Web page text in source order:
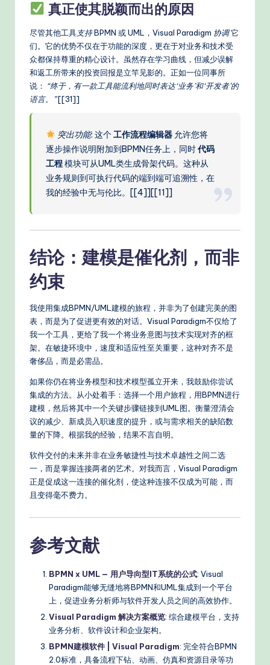
真正使其脱颖而出的原因
尽管其他工具支持BPMN 或 UML，Visual Paradigm 协调它
们。它的优势不仅在于功能的深度，更在于对业务和技术受
众都保持尊重的精心设计。虽然存在学习曲线，但减少误解
和返工所带来的投资回报是立竿见影的。正如一位同事所
说： “终于，有一款工具能流利地同时表达‘业务’和‘开发者’的
语言。”[[31]]
突出功能: 这个工作流程编辑器 允许您将
逐步操作说明附加到BPMN任务上，同时代码
工程模块可从UML类生成骨架代码。这种从
业务规则到可执行代码的端到端可追溯性，在
我的经验中无与伦比。[[4]][[11]]
结论：建模是催化剂，而非
约束
我使用集成BPMN/UML建模的旅程，并非为了创建完美的图
表，而是为了促进更有效的对话。Visual Paradigm不仅给了
我一个工具，更给了我一个将业务意图与技术实现对齐的框
架。在敏捷环境中，速度和适应性至关重要，这种对齐不是
奢侈品，而是必需品。
如果你仍在将业务模型和技术模型孤立开来，我鼓励你尝试
集成的方法。从小处着手：选择一个用户旅程，用BPMN进行
建模，然后将其中一个关键步骤链接到UML图。衡量澄清会
议的减少、新成员入职速度的提升，或与需求相关的缺陷数
量的下降。根据我的经验，结果不言自明。
软件交付的未来并非在业务敏捷性与技术卓越性之间二选
一，而是掌握连接两者的艺术。对我而言，Visual Paradigm
正是促成这一连接的催化剂，使这种连接不仅成为可能，而
且变得毫不费力。
参考文献
BPMN x UML — 用户导向型IT系统的公式: Visual
Paradigm能够无缝地将BPMN和UML集成到一个平台
上，促进业务分析师与软件开发人员之间的高效协作。
Visual Paradigm 解决方案概览: 综合建模平台，支持
业务分析、软件设计和企业架构。
BPMN建模软件 | Visual Paradigm: 完全符合BPMN
2.0标准，具备流程下钻、动画、仿真和资源目录等功